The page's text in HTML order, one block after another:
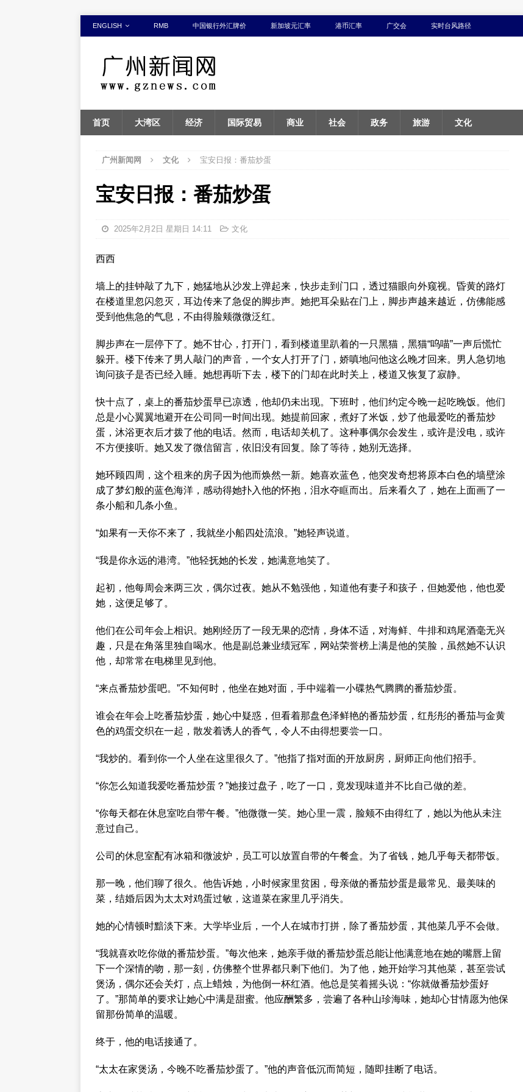
ENGLISH RMB 中国银行外汇牌价 新加坡元汇率 港币汇率 广交会 实时台风路径
首页 大湾区 经济 国际贸易 商业 社会 政务 旅游 文化
广州新闻网 文化 宝安日报：番茄炒蛋
宝安日报：番茄炒蛋
2025年2月2日 星期日 14:11 文化
西西
墙上的挂钟敲了九下，她猛地从沙发上弹起来，快步走到门口，透过猫眼向外窥视。昏黄的路灯
在楼道里忽闪忽灭，耳边传来了急促的脚步声。她把耳朵贴在门上，脚步声越来越近，仿佛能感
受到他焦急的气息，不由得脸颊微微泛红。
脚步声在一层停下了。她不甘心，打开门，看到楼道里趴着的一只黑猫，黑猫“呜喵”一声后慌忙
躲开。楼下传来了男人敲门的声音，一个女人打开了门，娇嗔地问他这么晚才回来。男人急切地
询问孩子是否已经入睡。她想再听下去，楼下的门却在此时关上，楼道又恢复了寂静。
快十点了，桌上的番茄炒蛋早已凉透，他却仍未出现。下班时，他们约定今晚一起吃晚饭。他们
总是小心翼翼地避开在公司同一时间出现。她提前回家，煮好了米饭，炒了他最爱吃的番茄炒
蛋，沐浴更衣后才拨了他的电话。然而，电话却关机了。这种事偶尔会发生，或许是没电，或许
不方便接听。她又发了微信留言，依旧没有回复。除了等待，她别无选择。
她环顾四周，这个租来的房子因为他而焕然一新。她喜欢蓝色，他突发奇想将原本白色的墙壁涂
成了梦幻般的蓝色海洋，感动得她扑入他的怀抱，泪水夺眶而出。后来看久了，她在上面画了一
条小船和几条小鱼。
“如果有一天你不来了，我就坐小船四处流浪。”她轻声说道。
“我是你永远的港湾。”他轻抚她的长发，她满意地笑了。
起初，他每周会来两三次，偶尔过夜。她从不勉强他，知道他有妻子和孩子，但她爱他，他也爱
她，这便足够了。
他们在公司年会上相识。她刚经历了一段无果的恋情，身体不适，对海鲜、牛排和鸡尾酒毫无兴
趣，只是在角落里独自喝水。他是副总兼业绩冠军，网站荣誉榜上满是他的笑脸，虽然她不认识
他，却常常在电梯里见到他。
“来点番茄炒蛋吧。”不知何时，他坐在她对面，手中端着一小碟热气腾腾的番茄炒蛋。
谁会在年会上吃番茄炒蛋，她心中疑惑，但看着那盘色泽鲜艳的番茄炒蛋，红彤彤的番茄与金黄
色的鸡蛋交织在一起，散发着诱人的香气，令人不由得想要尝一口。
“我炒的。看到你一个人坐在这里很久了。”他指了指对面的开放厨房，厨师正向他们招手。
“你怎么知道我爱吃番茄炒蛋？”她接过盘子，吃了一口，竟发现味道并不比自己做的差。
“你每天都在休息室吃自带午餐。”他微微一笑。她心里一震，脸颊不由得红了，她以为他从未注
意过自己。
公司的休息室配有冰箱和微波炉，员工可以放置自带的午餐盒。为了省钱，她几乎每天都带饭。
那一晚，他们聊了很久。他告诉她，小时候家里贫困，母亲做的番茄炒蛋是最常见、最美味的
菜，结婚后因为太太对鸡蛋过敏，这道菜在家里几乎消失。
她的心情顿时黯淡下来。大学毕业后，一个人在城市打拼，除了番茄炒蛋，其他菜几乎不会做。
“我就喜欢吃你做的番茄炒蛋。”每次他来，她亲手做的番茄炒蛋总能让他满意地在她的嘴唇上留
下一个深情的吻，那一刻，仿佛整个世界都只剩下他们。为了他，她开始学习其他菜，甚至尝试
煲汤，偶尔还会关灯，点上蜡烛，为他倒一杯红酒。他总是笑着摇头说：“你就做番茄炒蛋好
了。”那简单的要求让她心中满是甜蜜。他应酬繁多，尝遍了各种山珍海味，她却心甘情愿为他保
留那份简单的温暖。
终于，他的电话接通了。
“太太在家煲汤，今晚不吃番茄炒蛋了。”他的声音低沉而简短，随即挂断了电话。